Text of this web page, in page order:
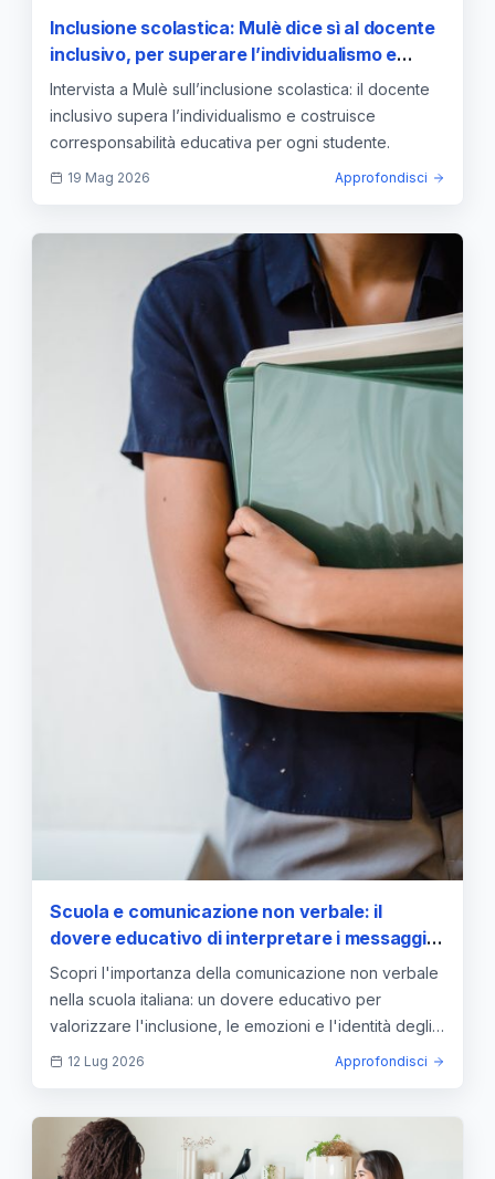
Inclusione scolastica: Mulè dice sì al docente
inclusivo, per superare l’individualismo e
costruire corresponsabilità
Intervista a Mulè sull’inclusione scolastica: il docente
inclusivo supera l’individualismo e costruisce
corresponsabilità educativa per ogni studente.
19 Mag 2026 Approfondisci
Scuola e comunicazione non verbale: il
dovere educativo di interpretare i messaggi
silenziosi
Scopri l'importanza della comunicazione non verbale
nella scuola italiana: un dovere educativo per
valorizzare l'inclusione, le emozioni e l'identità degli
studenti.
12 Lug 2026 Approfondisci